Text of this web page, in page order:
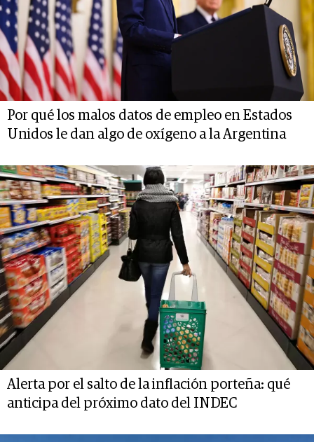
Por qué los malos datos de empleo en Estados
Unidos le dan algo de oxígeno a la Argentina
Alerta por el salto de la inflación porteña: qué
anticipa del próximo dato del INDEC